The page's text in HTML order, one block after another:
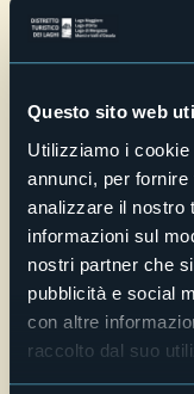
Questo sito web
Utilizziamo i
annunci, per
analizzare il nostro
informazioni sul
nostri partner che
pubblicità e social
con altre
raccolto dal suo
Ingresso con
In altri giorni e orari
Lorenzo Pipi
E-mail
Telefono
+39 0323 840809
Sito web
Live